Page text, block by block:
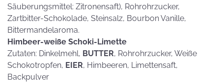
Säuberungsmittel: Zitronensaft), Rohrohrzucker,
Zartbitter-Schokolade, Steinsalz, Bourbon Vanille,
Bittermandelaroma.
Himbeer-weiße Schoki-Limette
Zutaten: Dinkelmehl, BUTTER, Rohrohrzucker, Weiße
Schokotropfen, EIER, Himbeeren, Limettensaft,
Backpulver